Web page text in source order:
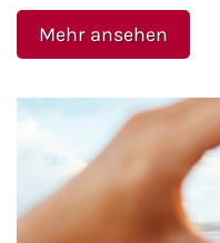
Mehr ansehen